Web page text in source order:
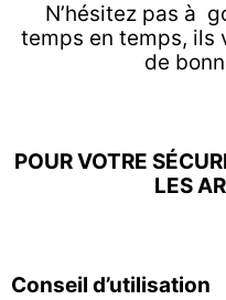
N’hésitez pas à
temps en temps, ils
de
POUR VOTRE
LES
Conseil d’utilisation